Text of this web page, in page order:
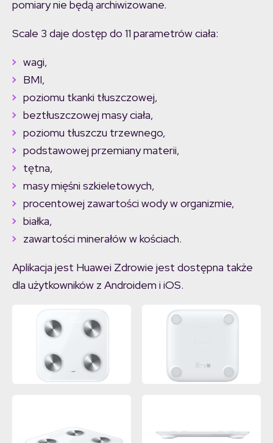
pomiary nie będą archiwizowane.
Scale 3 daje dostęp do 11 parametrów ciała:
wagi,
BMI,
poziomu tkanki tłuszczowej,
beztłuszczowej masy ciała,
poziomu tłuszczu trzewnego,
podstawowej przemiany materii,
tętna,
masy mięśni szkieletowych,
procentowej zawartości wody w organizmie,
białka,
zawartości minerałów w kościach.
Aplikacja jest Huawei Zdrowie jest dostępna także
dla użytkowników z Androidem i iOS.